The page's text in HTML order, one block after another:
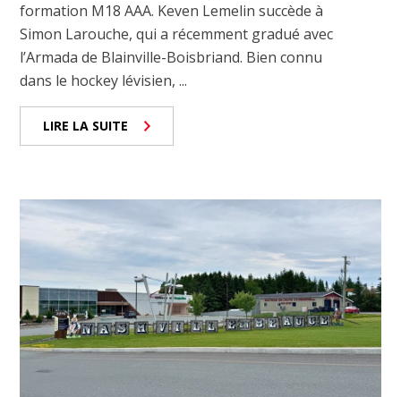
formation M18 AAA. Keven Lemelin succède à
Simon Larouche, qui a récemment gradué avec
l’Armada de Blainville-Boisbriand. Bien connu
dans le hockey lévisien, ...
LIRE LA SUITE